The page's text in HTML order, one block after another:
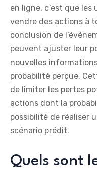
en ligne, c’est que
vendre des actions à
conclusion de
peuvent ajuster leur
nouvelles
probabilité perçue.
de limiter les pertes
actions dont la
possibilité de réaliser
scénario prédit.
Quels sont